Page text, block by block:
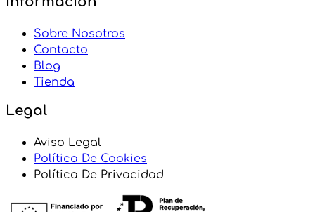
Sobre Nosotros
Contacto
Blog
Tienda
Legal
Aviso Legal
Política De Cookies
Política De Privacidad